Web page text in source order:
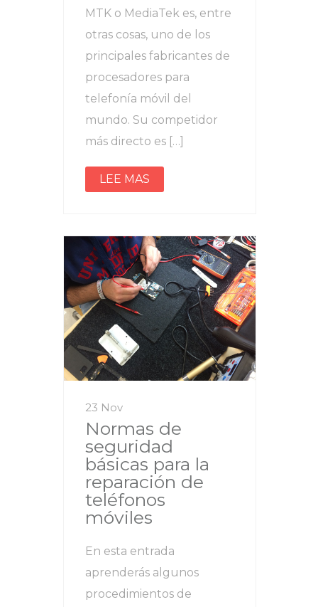
MTK o MediaTek es, entre
otras cosas, uno de los
principales fabricantes de
procesadores para
telefonía móvil del
mundo. Su competidor
más directo es […]
LEE MAS
23 Nov
Normas de
seguridad
básicas para la
reparación de
teléfonos
móviles
En esta entrada
aprenderás algunos
procedimientos de